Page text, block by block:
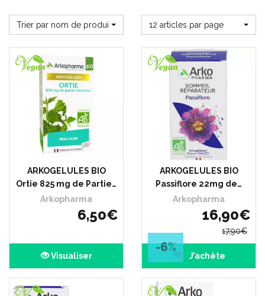
Trier par nom de produit 12 articles par page
ARKOGELULES BIO
Ortie 825 mg de Partie…
Arkopharma
6,50€
Visualiser
ARKOGELULES BIO
Passiflore 22mg de…
Arkopharma
16,90€
17,90€
-6%
J’achète